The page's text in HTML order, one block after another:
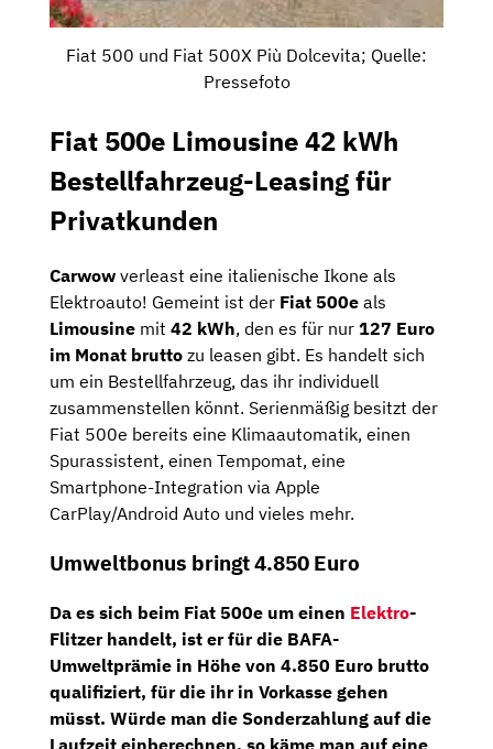
Fiat 500 und Fiat 500X Più Dolcevita; Quelle:
Pressefoto
Fiat 500e Limousine 42 kWh
Bestellfahrzeug-Leasing für
Privatkunden
Carwow verleast eine italienische Ikone als
Elektroauto! Gemeint ist der Fiat 500e als
Limousine mit 42 kWh, den es für nur 127 Euro
im Monat brutto zu leasen gibt. Es handelt sich
um ein Bestellfahrzeug, das ihr individuell
zusammenstellen könnt. Serienmäßig besitzt der
Fiat 500e bereits eine Klimaautomatik, einen
Spurassistent, einen Tempomat, eine
Smartphone-Integration via Apple
CarPlay/Android Auto und vieles mehr.
Umweltbonus bringt 4.850 Euro
Da es sich beim Fiat 500e um einen Elektro-
Flitzer handelt, ist er für die BAFA-
Umweltprämie in Höhe von 4.850 Euro brutto
qualifiziert, für die ihr in Vorkasse gehen
müsst. Würde man die Sonderzahlung auf die
Laufzeit einberechnen, so käme man auf eine